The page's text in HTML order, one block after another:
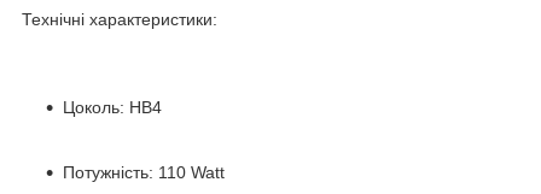
Технічні характеристики:
Цоколь: HB4
Потужність: 110 Watt